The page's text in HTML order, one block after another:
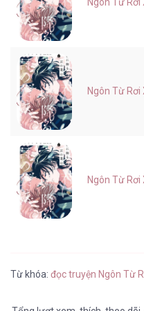
Ngôn Từ Rơi
Ngôn Từ Rơi
Ngôn Từ Rơi
Từ khóa: đọc truyện Ngôn Từ